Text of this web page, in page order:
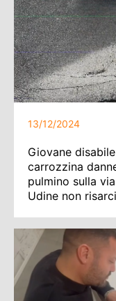
13/12/2024
Giovane
carrozzina
pulmino sulla
Udine non